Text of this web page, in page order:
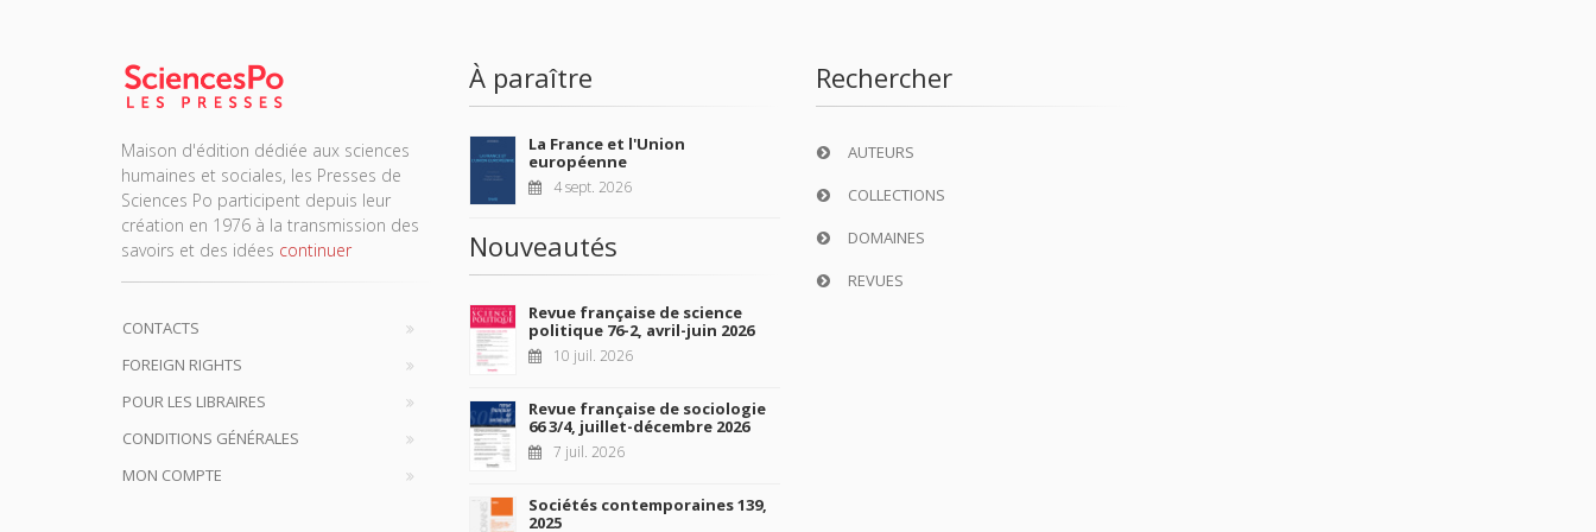
Maison d'édition dédiée aux sciences
humaines et sociales, les Presses de
Sciences Po participent depuis leur
création en 1976 à la transmission des
savoirs et des idées continuer
CONTACTS
FOREIGN RIGHTS
POUR LES LIBRAIRES
CONDITIONS GÉNÉRALES
MON COMPTE
À paraître
La France et l'Union
européenne
4 sept. 2026
Nouveautés
Revue française de science
politique 76-2, avril-juin 2026
10 juil. 2026
Revue française de sociologie
66 3/4, juillet-décembre 2026
7 juil. 2026
Sociétés contemporaines 139,
2025
Rechercher
AUTEURS
COLLECTIONS
DOMAINES
REVUES